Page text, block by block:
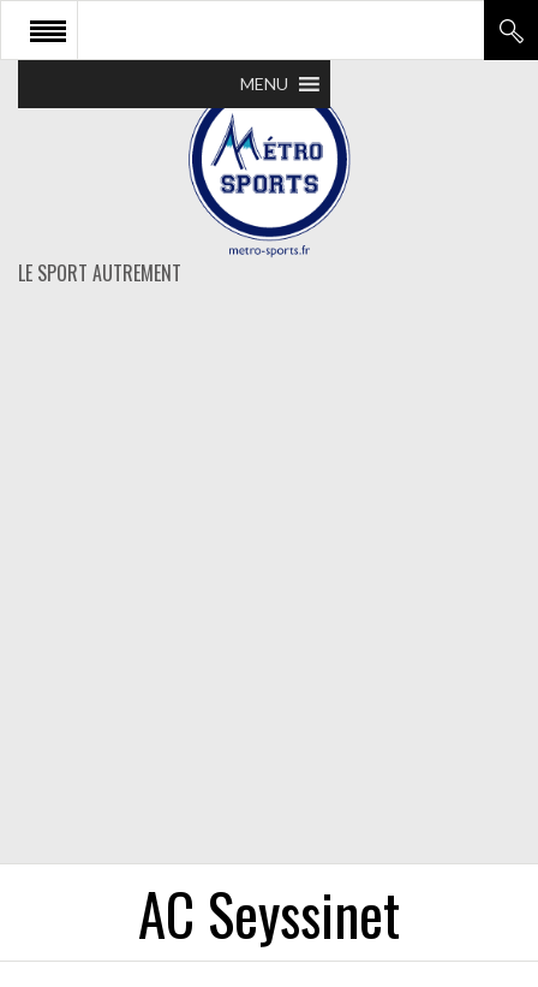
LE SPORT AUTREMENT
MENU
AC Seyssinet